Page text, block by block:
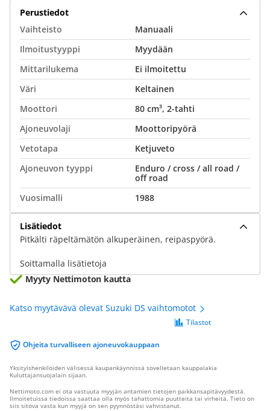
Perustiedot
Vaihteisto
Manuaali
Ilmoitustyyppi
Myydään
Mittarilukema
Ei ilmoitettu
Väri
Keltainen
Moottori
80 cm³, 2-tahti
Ajoneuvolaji
Moottoripyörä
Vetotapa
Ketjuveto
Ajoneuvon tyyppi
Enduro / cross / all road /
off road
Vuosimalli
1988
Lisätiedot
Pitkälti räpeltämätön alkuperäinen, reipaspyörä.
Soittamalla lisätietoja
Myyty Nettimoton kautta
Katso myytävävä olevat Suzuki DS vaihtomotot
Ohjeita turvalliseen ajoneuvokauppaan
Tilastot
Yksityishenkilöiden välisessä kaupankäynnissä sovelletaan kauppalakia
Kuluttajansuojalain sijaan.
Nettimoto.com ei ota vastuuta myyjän antamien tietojen paikkansapitävyydestä.
Ilmoitetuissa tiedoissa saattaa olla myös tahattomia puutteita tai virheitä. Tieto on
siis sitova vasta kun myyjä on sen pyynnöstäsi vahvistanut.